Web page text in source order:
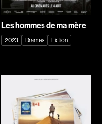
Bordeleau Francis
Bostan Elisabeta
Bouchard Guy
Bourgault Martin
Bouvier François
Brassard André
Les hommes de ma mère
2023 Drames Fiction